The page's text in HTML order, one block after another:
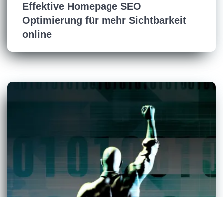
Effektive Homepage SEO
Optimierung für mehr Sichtbarkeit
online